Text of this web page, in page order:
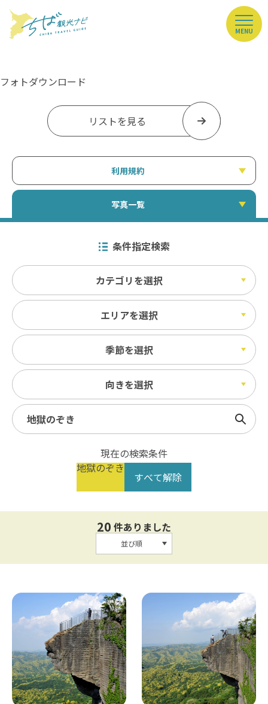
MENU
フォトダウンロード
リストを見る
利用規約
写真一覧
条件指定検索
カテゴリを選択
エリアを選択
季節を選択
向きを選択
検索
現在の検索条件
地獄のぞき
すべて解除
20 件ありました
並び順